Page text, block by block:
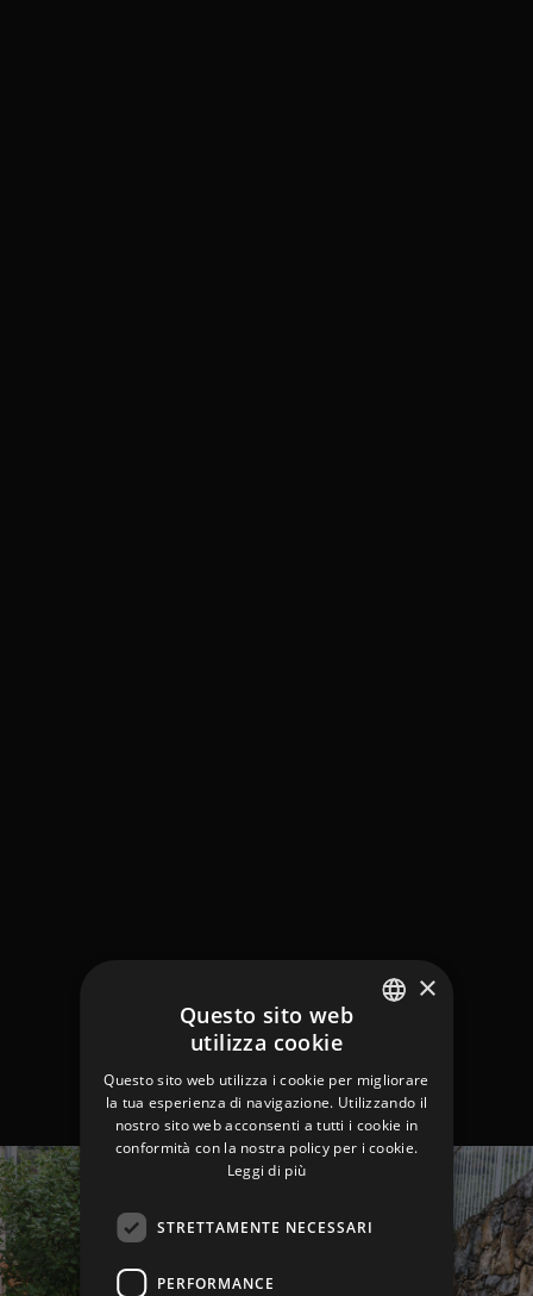
ENGLISH
GERMAN
×
Questo sito web
utilizza cookie
Questo sito web utilizza i cookie per migliorare
la tua esperienza di navigazione. Utilizzando il
nostro sito web acconsenti a tutti i cookie in
conformità con la nostra policy per i cookie.
Leggi di più
STRETTAMENTE NECESSARI
PERFORMANCE